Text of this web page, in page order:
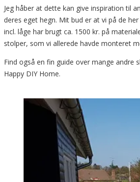
Jeg håber at dette kan give inspiration til
deres eget hegn. Mit bud er at vi på de
incl. låge har brugt ca. 1500 kr. på
stolper, som vi allerede havde monteret
Find også en fin guide over mange andre
Happy DIY Home.